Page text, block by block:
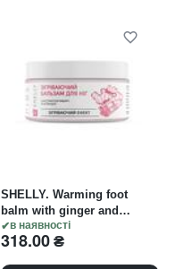
в наявності
SHELLY. Warming foot
balm with ginger and
cinnamon extract, 200 ml.
Зігріваючий бальзам для
318.00₴